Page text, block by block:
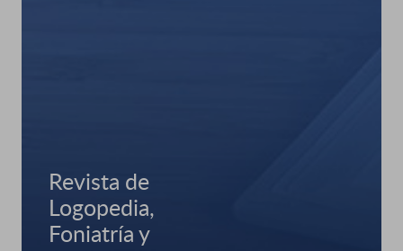
Revista de
Logopedia,
Foniatría y